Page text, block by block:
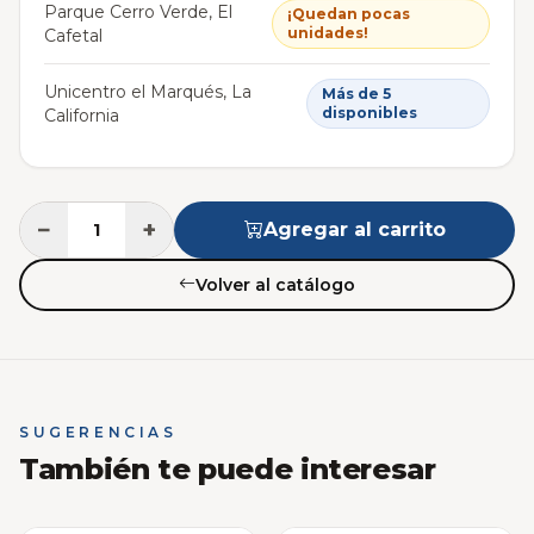
Parque Cerro Verde, El
Cafetal
¡Quedan pocas
unidades!
Unicentro el Marqués, La
California
Más de 5
disponibles
− + Agregar al carrito
Volver al catálogo
SUGERENCIAS
También te puede interesar